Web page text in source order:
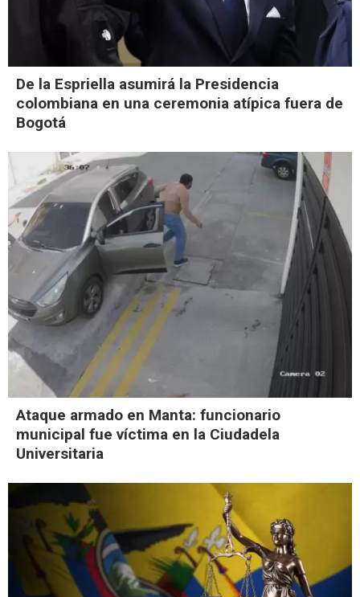
De la Espriella asumirá la Presidencia
colombiana en una ceremonia atípica fuera de
Bogotá
Ataque armado en Manta: funcionario
municipal fue víctima en la Ciudadela
Universitaria